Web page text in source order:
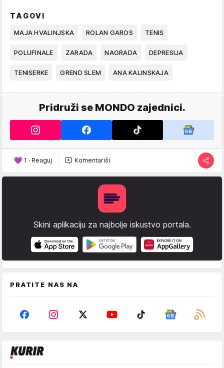
TAGOVI
MAJA HVALINJSKA ROLAN GAROS TENIS
POLUFINALE ZARADA NAGRADA DEPRESIJA
TENISERKE GREND SLEM ANA KALINSKAJA
Pridruži se MONDO zajednici.
1 · Reaguj Komentariši
Skini aplikaciju za najbolje iskustvo portala.
PRATITE NAS NA